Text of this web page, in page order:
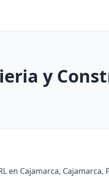
y
en Cajamarca, Cajamarca,